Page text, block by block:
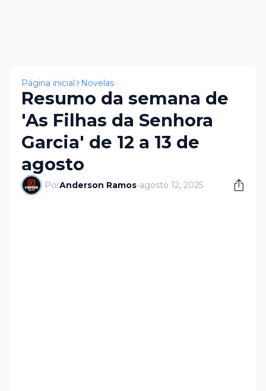
Página inicial Novelas
Resumo da semana de
'As Filhas da Senhora
Garcia' de 12 a 13 de
agosto
PorAnderson Ramos-agosto 12, 2025